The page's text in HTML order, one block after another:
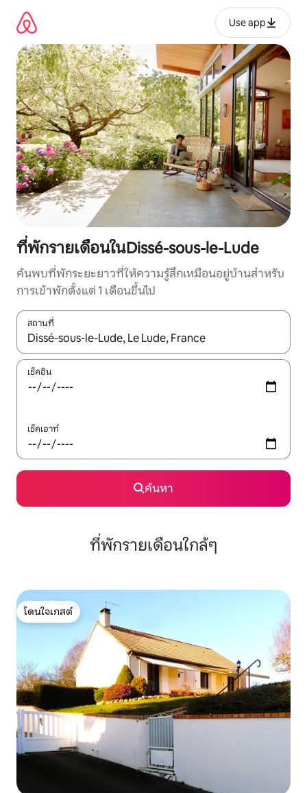
เนื้อหา
Use app
ที่พักรายเดือนในDissé-sous-le-Lude
ค้นพบที่พักระยะยาวที่ให้ความรู้สึกเหมือนอยู่บ้านสำหรับ
การเข้าพักตั้งแต่ 1 เดือนขึ้นไป
สถานที่
ใช้ลูกศรขึ้นลง หรือใช้การสัมผัสหรือปัด เพื่อสำรวจผลการค้นหา
เช็คอิน
เช็คเอาท์
ค้นหา
ที่พักรายเดือนใกล้ๆ
โดนใจเกสต์
โดนใจเกสต์